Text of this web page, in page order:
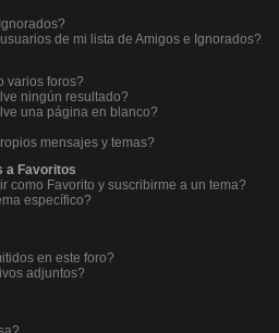
de mi lista de Amigos e Ignorados?
varios foros?
ningún resultado?
una página en blanco?
mensajes y temas?
a Favoritos
como Favorito y suscribirme a un tema?
específico?
en este foro?
adjuntos?